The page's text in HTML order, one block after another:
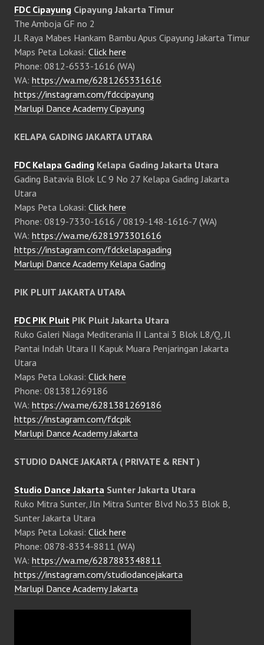
FDC Cipayung Cipayung Jakarta Timur
The Amboja GF no 2
Jl. Raya Mabes Hankam Bambu Apus Cipayung Jakarta Timur
Maps Peta Lokasi: Click here
Phone: 0812-6533-1616 (WA)
WA: https://wa.me/6281265331616
https://instagram.com/fdccipayung
Marlupi Dance Academy Cipayung
KELAPA GADING JAKARTA UTARA
FDC Kelapa Gading Kelapa Gading Jakarta Utara
Gading Batavia Blok LC 9 No 27 Kelapa Gading Jakarta
Utara
Maps Peta Lokasi: Click here
Phone: 0819-7330-1616 / 0819-148-1616-7 (WA)
WA: https://wa.me/6281973301616
https://instagram.com/fdckelapagading
Marlupi Dance Academy Kelapa Gading
PIK PLUIT JAKARTA UTARA
FDC PIK Pluit PIK Pluit Jakarta Utara
Ruko Galeri Niaga Mediterania II Lantai 3 Blok L8/Q, Jl
Pantai Indah Utara II Kapuk Muara Penjaringan Jakarta
Utara
Maps Peta Lokasi: Click here
Phone: 081381269186
WA: https://wa.me/6281381269186
https://instagram.com/fdcpik
Marlupi Dance Academy Jakarta
STUDIO DANCE JAKARTA ( PRIVATE & RENT )
Studio Dance Jakarta Sunter Jakarta Utara
Ruko Mitra Sunter, Jln Mitra Sunter Blvd No.33 Blok B,
Sunter Jakarta Utara
Maps Peta Lokasi: Click here
Phone: 0878-8334-8811 (WA)
WA: https://wa.me/6287883348811
https://instagram.com/studiodancejakarta
Marlupi Dance Academy Jakarta